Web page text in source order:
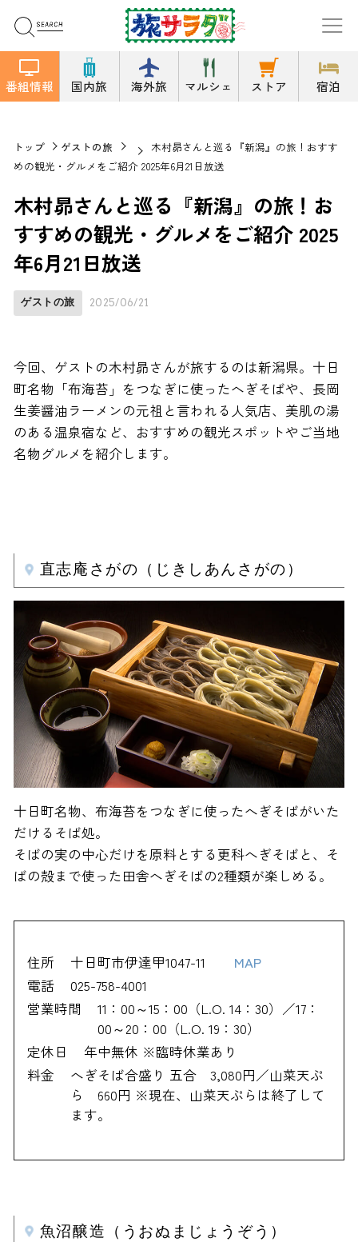
番組情報 国内旅 海外旅 マルシェ ストア 宿泊
トップ ゲストの旅
木村昴さんと巡る『新潟』の旅！おすす
めの観光・グルメをご紹介 2025年6月21日放送
木村昴さんと巡る『新潟』の旅！お
すすめの観光・グルメをご紹介 2025
年6月21日放送
ゲストの旅 2025/06/21
今回、ゲストの木村昴さんが旅するのは新潟県。十日
町名物「布海苔」をつなぎに使ったへぎそばや、長岡
生姜醤油ラーメンの元祖と言われる人気店、美肌の湯
のある温泉宿など、おすすめの観光スポットやご当地
名物グルメを紹介します。
直志庵さがの（じきしあんさがの）
十日町名物、布海苔をつなぎに使ったへぎそばがいた
だけるそば処。
そばの実の中心だけを原料とする更科へぎそばと、そ
ばの殻まで使った田舎へぎそばの2種類が楽しめる。
住所 十日町市伊達甲1047-11
MAP
電話
025-758-4001
営業時間
11：00～15：00（L.O. 14：30）／17：
00～20：00（L.O. 19：30）
定休日
年中無休 ※臨時休業あり
料金
へぎそば合盛り 五合 3,080円／山菜天ぷ
ら 660円 ※現在、山菜天ぷらは終了して
ます。
魚沼醸造（うおぬまじょうぞう）